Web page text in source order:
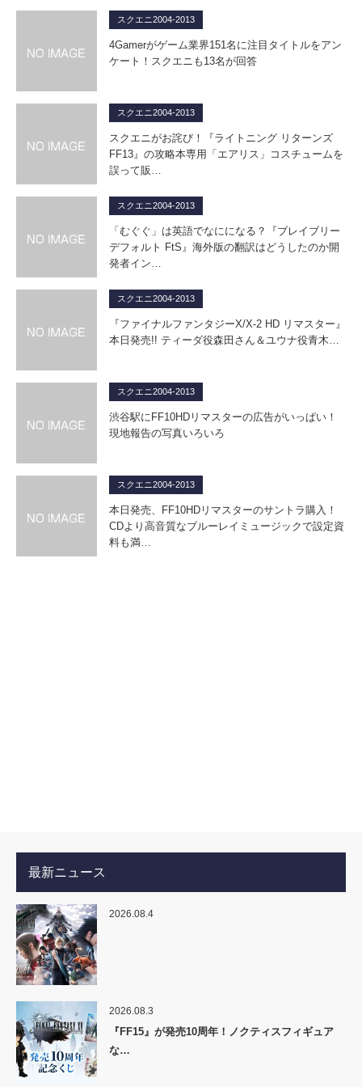
スクエニ2004-2013
4Gamerがゲーム業界151名に注目タイトルをアン
ケート！スクエニも13名が回答
スクエニ2004-2013
スクエニがお詫び！『ライトニング リターンズ
FF13』の攻略本専用「エアリス」コスチュームを
誤って販…
スクエニ2004-2013
「むぐぐ」は英語でなにになる？『ブレイブリー
デフォルト FtS』海外版の翻訳はどうしたのか開
発者イン…
スクエニ2004-2013
『ファイナルファンタジーX/X-2 HD リマスター』
本日発売!! ティーダ役森田さん＆ユウナ役青木…
スクエニ2004-2013
渋谷駅にFF10HDリマスターの広告がいっぱい！
現地報告の写真いろいろ
スクエニ2004-2013
本日発売、FF10HDリマスターのサントラ購入！
CDより高音質なブルーレイミュージックで設定資
料も満…
最新ニュース
2026.08.4
2026.08.3
『FF15』が発売10周年！ノクティスフィギュア
な…